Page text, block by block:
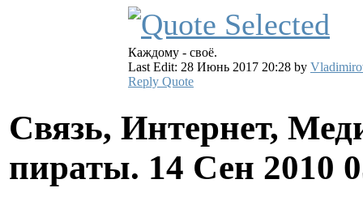
Каждому - своё.
Last Edit: 28 Июнь 2017 20:28 by
Reply Quote
Связь, Интернет,
пираты. 14 Сен 2010